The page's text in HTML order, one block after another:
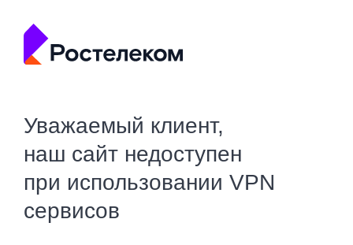
Уважаемый клиент,
наш сайт недоступен
при использовании VPN
сервисов